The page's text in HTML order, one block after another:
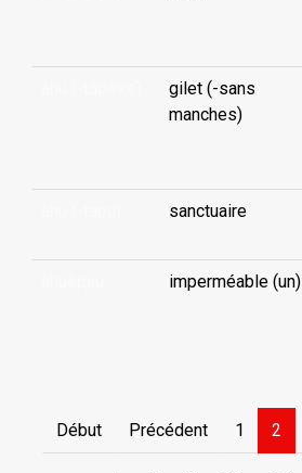
gilet (-sans
manches)
sanctuaire
imperméable (un)
Début Précédent 1 2